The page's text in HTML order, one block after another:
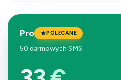
Pro POLECANE
50 darmowych SMS